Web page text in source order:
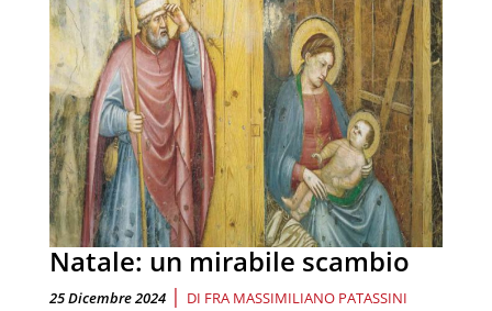
Natale: un mirabile scambio
25 Dicembre 2024 | DI FRA MASSIMILIANO PATASSINI